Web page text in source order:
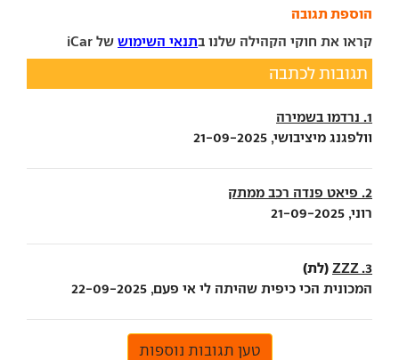
הוספת תגובה
קראו את חוקי הקהילה שלנו בתנאי השימוש של iCar
תגובות לכתבה
1. נרדמו בשמירה
וולפגנג מיציבושי, 21-09-2025
2. פיאט פנדה רכב ממתק
רוני, 21-09-2025
3. ZZZ (לת)
המכונית הכי כיפית שהיתה לי אי פעם, 22-09-2025
טען תגובות נוספות